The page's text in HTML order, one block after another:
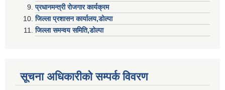
प्रधानमन्त्री राेजगार कार्यक्रम
जिल्ला प्रशासन कार्यालय,डोल्पा
जिल्ला समन्वय समिति,डोल्प
सूचना अधिकारीकाे सम्पर्क विवरण